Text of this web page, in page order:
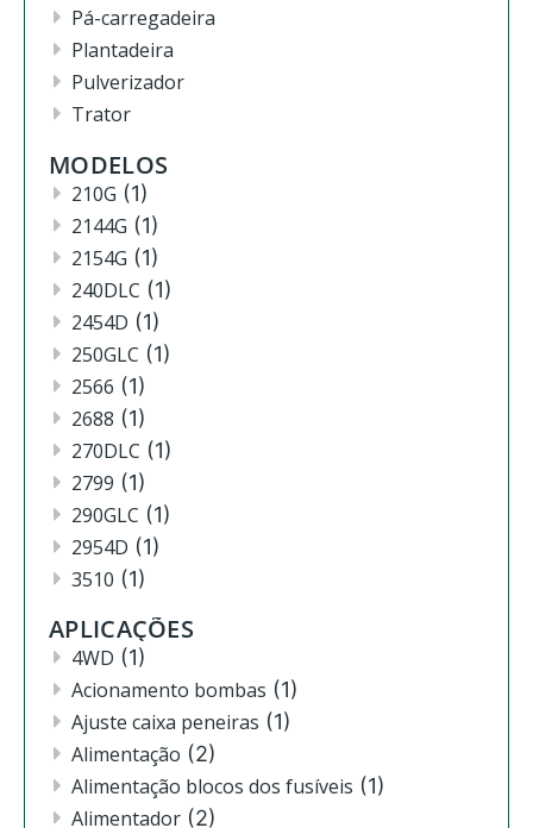
Pá-carregadeira
Plantadeira
Pulverizador
Trator
MODELOS
210G (1)
2144G (1)
2154G (1)
240DLC (1)
2454D (1)
250GLC (1)
2566 (1)
2688 (1)
270DLC (1)
2799 (1)
290GLC (1)
2954D (1)
3510 (1)
3522(11)
(2)
4720
APLICAÇÕES
4WD (1)
Acionamento bombas (1)
Ajuste caixa peneiras (1)
Alimentação (2)
Alimentação blocos dos fusíveis (1)
Alimentador (2)